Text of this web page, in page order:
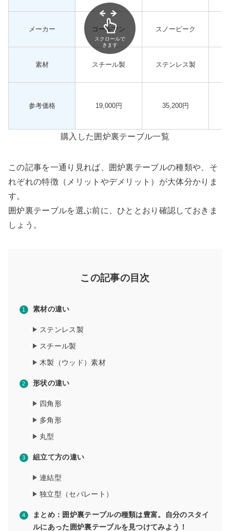
メーカー コールマン スノーピーク
素材 スチール製 ステンレス製
参考価格 19,000円 35,200円
スクロールで
きます
購入した囲炉裏テーブル一覧
この記事を一通り見れば、囲炉裏テーブルの種類や、そ
れぞれの特徴（メリットやデメリット）が大体分かりま
す。
囲炉裏テーブルを選ぶ前に、ひととおり確認しておきま
しょう。
この記事の目次
素材の違い
ステンレス製
スチール製
木製（ウッド）素材
形状の違い
四角形
多角形
丸型
組立て方の違い
連結型
独立型（セパレート）
まとめ：囲炉裏テーブルの種類は豊富。自分のスタイ
ルにあった囲炉裏テーブルを見つけてみよう！